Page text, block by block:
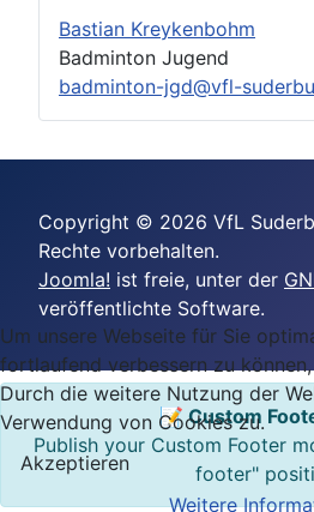
Bastian Kreykenbohm
Badminton Jugend
badminton-jgd@vfl-
Copyright © 2026 VfL
Rechte vorbehalten.
Joomla! ist freie, unter der
veröffentlichte Software.
Um unsere Webseite für Sie
fortlaufend verbessern zu
Durch die weitere Nutzung der
Verwendung von Cookies zu.
Akzeptieren
Weitere
📝 Custom
Publish your Custom Footer
footer"